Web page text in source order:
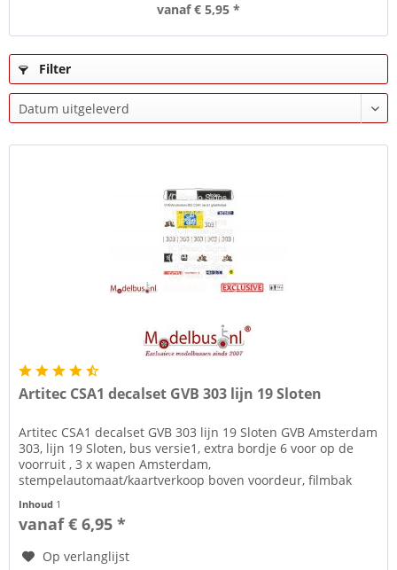
vanaf € 5,95 *
Filter
Artitec CSA1 decalset GVB 303 lijn 19 Sloten
Artitec CSA1 decalset GVB 303 lijn 19 Sloten GVB Amsterdam
303, lijn 19 Sloten, bus versie1, extra bordje 6 voor op de
voorruit , 3 x wapen Amsterdam,
stempelautomaat/kaartverkoop boven voordeur, filmbak
Inhoud 1
vanaf € 6,95 *
Op verlanglijst